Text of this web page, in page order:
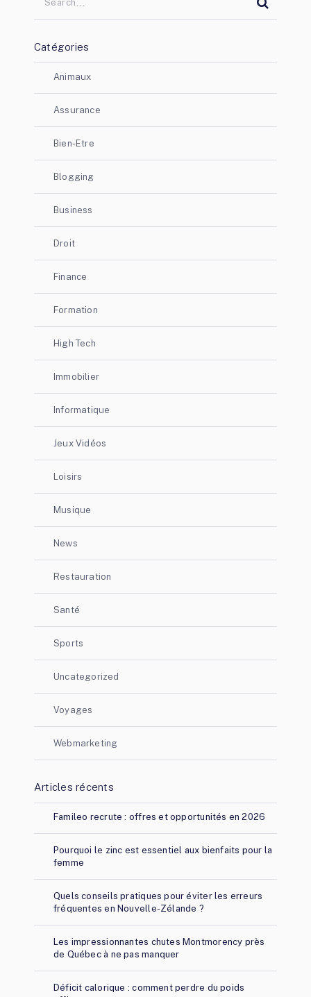
Catégories
Animaux
Assurance
Bien-Etre
Blogging
Business
Droit
Finance
Formation
High Tech
Immobilier
Informatique
Jeux Vidéos
Loisirs
Musique
News
Restauration
Santé
Sports
Uncategorized
Voyages
Webmarketing
Articles récents
Famileo recrute : offres et opportunités en 2026
Pourquoi le zinc est essentiel aux bienfaits pour la
femme
Quels conseils pratiques pour éviter les erreurs
fréquentes en Nouvelle-Zélande ?
Les impressionnantes chutes Montmorency près
de Québec à ne pas manquer
Déficit calorique : comment perdre du poids